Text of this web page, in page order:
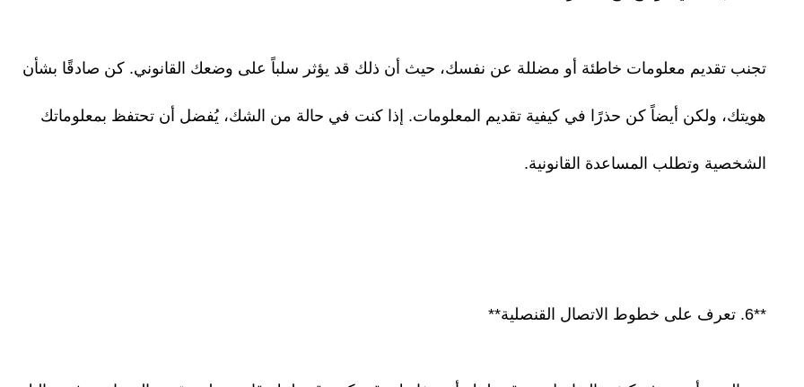
تجنب تقديم معلومات خاطئة أو مضللة عن نفسك، حيث أن ذلك قد يؤثر سلباً على وضعك القانوني. كن صادقًا بشأن
هويتك، ولكن أيضاً كن حذرًا في كيفية تقديم المعلومات. إذا كنت في حالة من الشك، يُفضل أن تحتفظ بمعلوماتك
الشخصية وتطلب المساعدة القانونية.
**6. تعرف على خطوط الاتصال القنصلية**